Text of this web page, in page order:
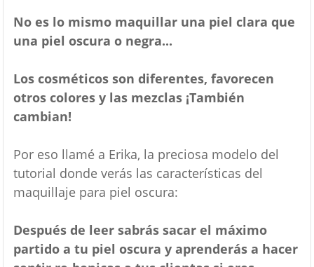
No es lo mismo maquillar una piel clara que
una piel oscura o negra...
Los cosméticos son diferentes, favorecen
otros colores y las mezclas ¡También
cambian!
Por eso llamé a Erika, la preciosa modelo del
tutorial donde verás las características del
maquillaje para piel oscura:
Después de leer sabrás sacar el máximo
partido a tu piel oscura y aprenderás a hacer